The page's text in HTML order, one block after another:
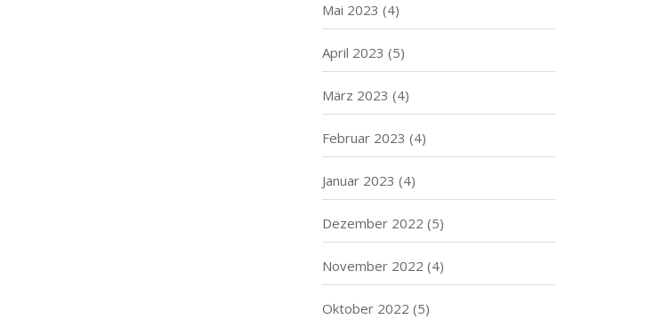
Mai 2023 (4)
April 2023 (5)
März 2023 (4)
Februar 2023 (4)
Januar 2023 (4)
Dezember 2022 (5)
November 2022 (4)
Oktober 2022 (5)